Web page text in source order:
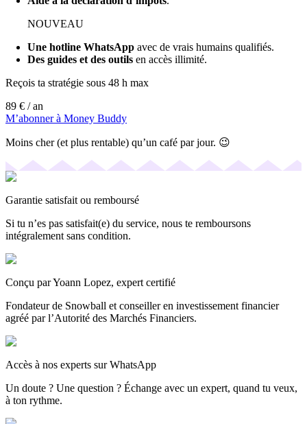
NOUVEAU
Une hotline WhatsApp avec de vrais humains qualifiés.
Des guides et des outils en accès illimité.
Reçois ta stratégie sous 48 h max
89 € / an
M’abonner à Money Buddy
Moins cher (et plus rentable) qu’un café par jour. 😉
Garantie satisfait ou remboursé
Si tu n’es pas satisfait(e) du service, nous te remboursons
intégralement sans condition.
Conçu par Yoann Lopez, expert certifié
Fondateur de Snowball et conseiller en investissement financier
agréé par l’Autorité des Marchés Financiers.
Accès à nos experts sur WhatsApp
Un doute ? Une question ? Échange avec un expert, quand tu veux,
à ton rythme.